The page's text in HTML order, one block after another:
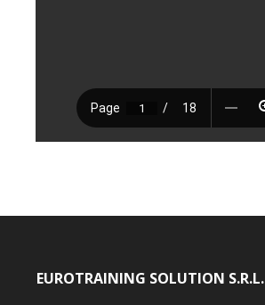
EUROTRAINING SOLUTION S.R.L.